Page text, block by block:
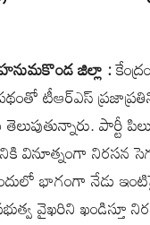
జిల్లా :
టీఆర్ఎస్
పార్టీ
వినూత్నంగా నిరసన
భాగంగా నేడు
వైఖరిని ఖండిస్తూ